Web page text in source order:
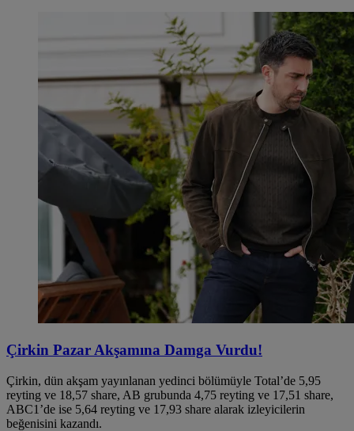
Çirkin Pazar Akşamına Damga Vurdu!
Çirkin, dün akşam yayınlanan yedinci bölümüyle Total’de 5,95
reyting ve 18,57 share, AB grubunda 4,75 reyting ve 17,51 share,
ABC1’de ise 5,64 reyting ve 17,93 share alarak izleyicilerin
beğenisini kazandı.